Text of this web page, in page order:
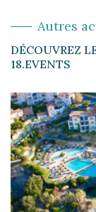
Autres
DÉCOUVREZ
18.EVENTS